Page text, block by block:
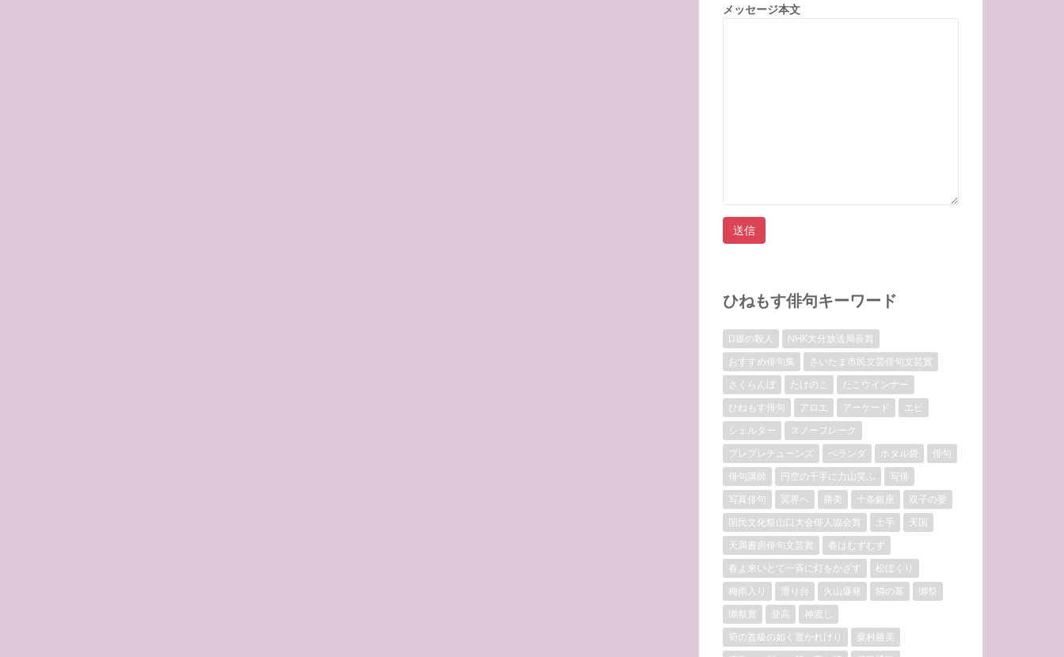
メッセージ本文
ひねもす俳句キーワード
D坂の殺人
NHK大分放送局長賞
おすすめ俳句集
さいたま市民文芸俳句文芸賞
さくらんぼ
たけのこ
たこウインナー
ひねもす俳句
アロエ アーケード
エビ
シェルター
スノーフレーク
プレプレチューンズ
ベランダ ホタル袋
俳句
俳句講師
円空の千手に力山笑ふ
写俳
写真俳句
冥界へ 勝美 十条銀座
双子の嬰
国民文化祭山口大会俳人協会賞
土手
天国
天満書房俳句文芸賞
春はむずむず
春よ来いとて一斉に灯をかざす
松ぼくり
梅雨入り
滑り台 火山爆発 猫の墓
獺祭
獺祭賞
登高
神渡し
筍の首級の如く置かれけり
粟村勝美